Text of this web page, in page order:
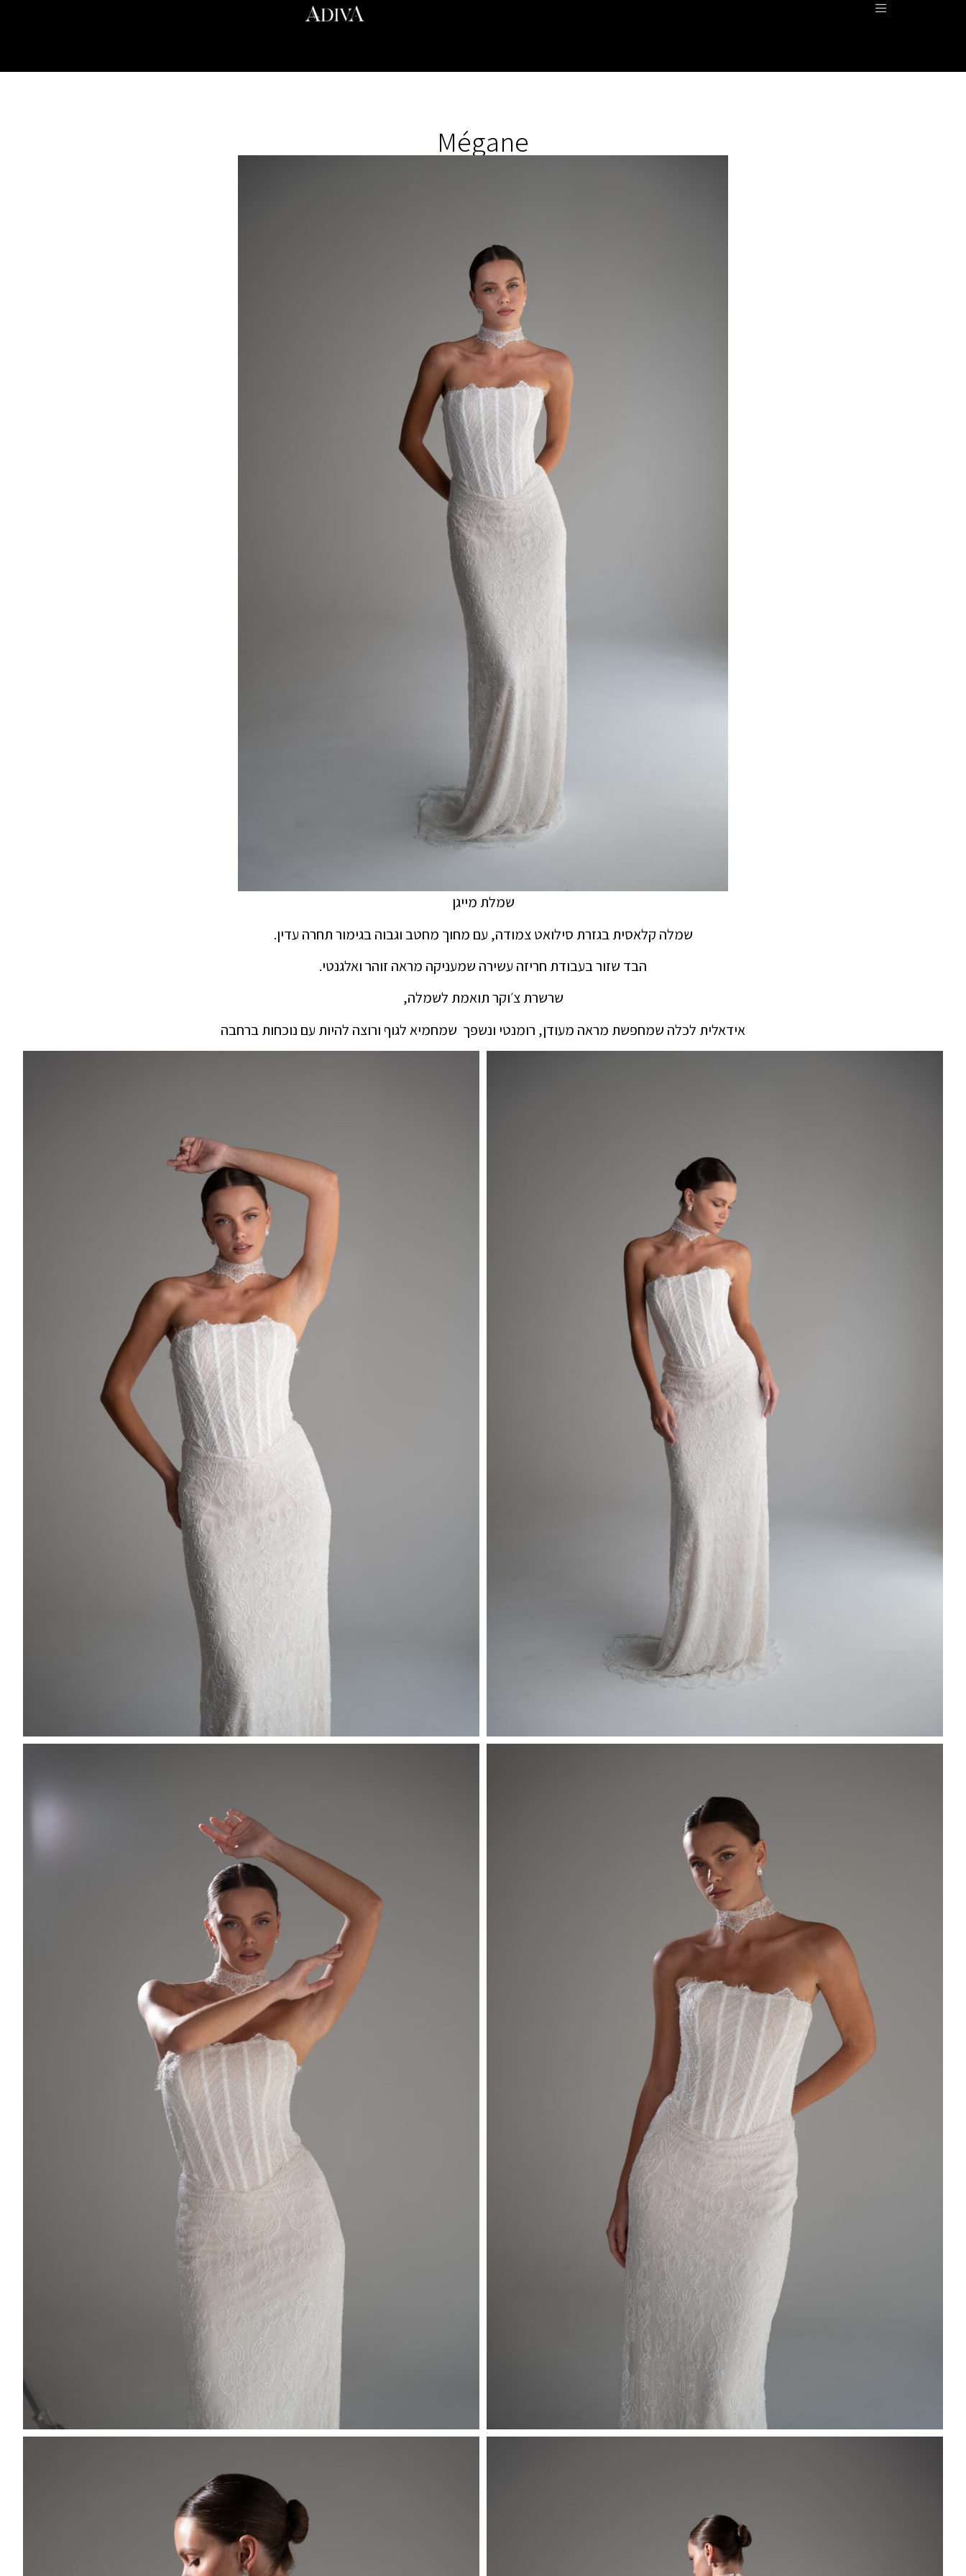
Mégane
שמלת מייגן
שמלה קלאסיתבגזרת סילואט צמודה, עם מחוך מחטב וגבוהבגימור תחרה עדין.
הבד שזור בעבודת חריזה עשירה שמעניקה מראה זוהר ואלגנטי.
שרשרת צ׳וקר תואמת לשמלה,
אידאלית לכלה שמחפשת מראה מעודן, רומנטי ונשפך שמחמיא לגוף ורוצה להיות עם נוכחות ברחבה